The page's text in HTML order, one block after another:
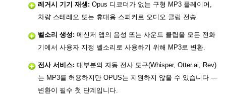
레거시 기기 재생: Opus 디코더가 없는 구형 MP3 플레이어,
차량 스테레오 또는 휴대용 스피커로 오디오 클립 전송.
벨소리 생성: 메신저 앱의 음성 또는 사운드 클립을 모든 전화
기에서 사용자 지정 벨소리로 사용하기 위해 MP3로 변환.
전사 서비스: 대부분의 자동 전사 도구(Whisper, Otter.ai, Rev)
는 MP3를 허용하지만 OPUS는 지원하지 않을 수 있습니다 —
변환이 필수 첫 단계입니다.